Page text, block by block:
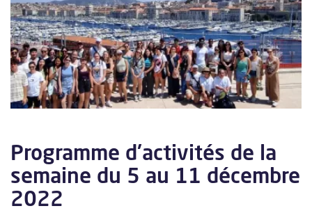
Programme d'activités de la
semaine du 5 au 11 décembre
2022